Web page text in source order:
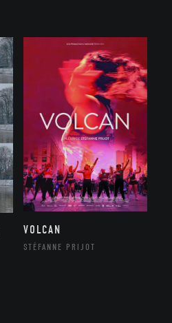
VOLCAN
STÉFANNE PRIJOT